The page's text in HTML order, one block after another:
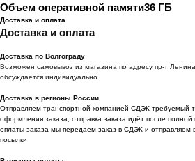
Объем оперативной памяти36 ГБ
Доставка и оплата
Доставка и оплата
Доставка по Волгограду
Возможен самовывоз из магазина по адресу пр-т
обсуждается индивидуально.
Доставка в регионы России
Отправляем транспортной компанией СДЭК требуемый
оформления заказа, отправка заказа идёт после
оплаты заказа мы передаем заказ в СДЭК и отправляем
посылки